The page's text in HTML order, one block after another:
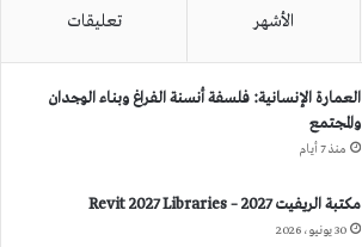
الأشهر تعليقات
العمارة الإنسانية: فلسفة أنسنة الفراغ وبناء الوجدان
والمجتمع
منذ 7 أيام
مكتبة الريفيت 2027 – Revit 2027 Libraries
30 يونيو، 2026